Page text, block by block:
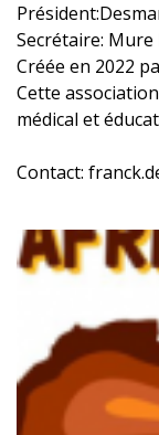
Secrétaire: Mure
Créée en 2022
Cette
médical et
Contact: